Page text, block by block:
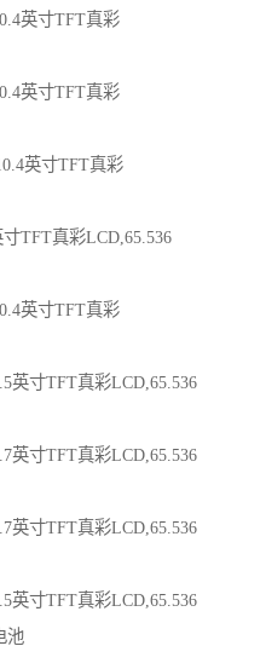
英寸TFT真彩
英寸TFT真彩
英寸TFT真彩
寸TFT真彩LCD,65.536
英寸TFT真彩
英寸TFT真彩LCD,65.536
英寸TFT真彩LCD,65.536
英寸TFT真彩LCD,65.536
英寸TFT真彩LCD,65.536
池